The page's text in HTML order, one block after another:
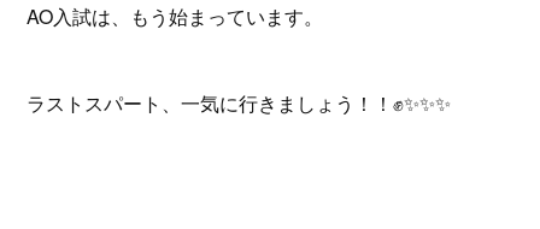
AO入試は、もう始まっています。
ラストスパート、一気に行きましょう！！✊✨✨✨